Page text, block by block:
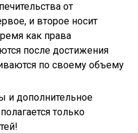
от
и второе носит
как права
после достижения
по своему объему
и дополнительное
только